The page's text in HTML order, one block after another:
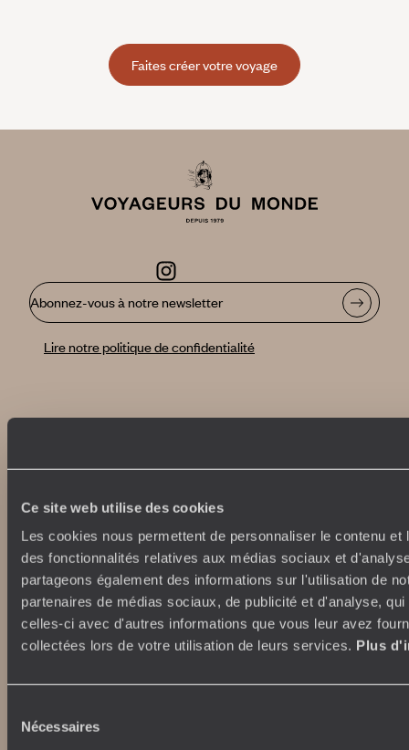
Ce site web utilise des cookies
Les cookies nous permettent de personnaliser le contenu et
des fonctionnalités relatives aux médias sociaux et
partageons également des informations sur l'utilisation de
partenaires de médias sociaux, de publicité et d'analyse,
celles-ci avec d'autres informations que vous leur avez
collectées lors de votre utilisation de leurs services. Plus
Nécessaires
Faites créer votre voyage
Abonnez-vous à notre newsletter
Lire notre politique de confidentialité
Nos engagements
Qui sommes-nous ?
Où nous trouver ?
L’Esprit Voyageurs
Le voyage sur mesure
Notre valeur ajoutée
Librairie Voyageurs
Idées voyages
Vacances en famille
Vacances d’été
Croisière
Voyage de luxe
Tour du Monde
Déconnecter
Plongée